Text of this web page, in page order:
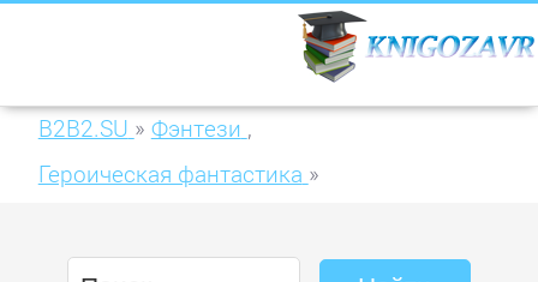
B2B2.SU » Фэнтези ,
Героическая фантастика »
материалы